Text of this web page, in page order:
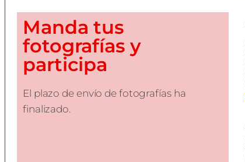
Manda tus
fotografías y
participa
El plazo de envío de fotografías ha
finalizado.